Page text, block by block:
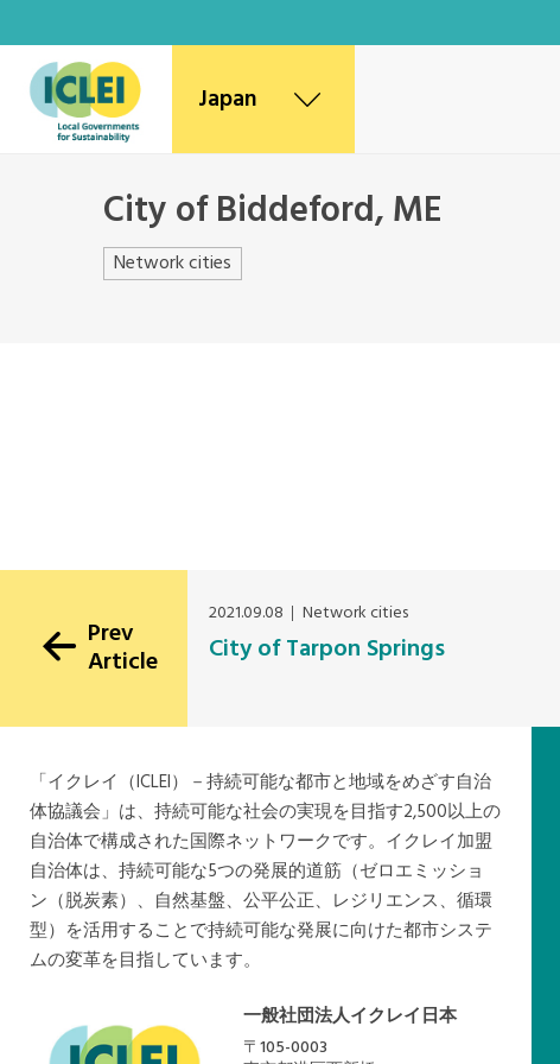
Japan
Africa Secretariat
Canada Office
East Asia Secretariat
City of Biddeford, ME
Network cities
Prev
Article
2021.09.08 Network cities
City of Tarpon Springs
「イクレイ（ICLEI）－持続可能な都市と地域をめざす自治
体協議会」は、持続可能な社会の実現を目指す2,500以上の
自治体で構成された国際ネットワークです。イクレイ加盟
自治体は、持続可能な5つの発展的道筋（ゼロエミッショ
ン（脱炭素）、自然基盤、公平公正、レジリエンス、循環
型）を活用することで持続可能な発展に向けた都市システ
ムの変革を目指しています。
一般社団法人イクレイ日本
〒105-0003